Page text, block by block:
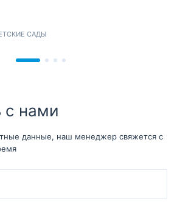
САДЫ
с нами
данные, наш менеджер свяжется с